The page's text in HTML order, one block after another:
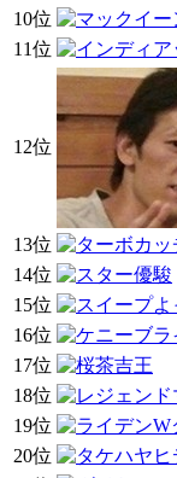
10位
11位
12位
13位
14位
15位
16位
17位
18位
19位
20位